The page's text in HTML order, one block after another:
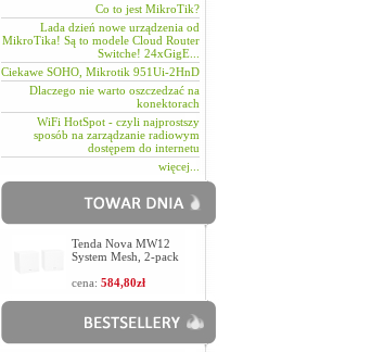
Co to jest MikroTik?
Lada dzień nowe urządzenia od
MikroTika! Są to modele Cloud Router
Switche! 24xGigE...
Ciekawe SOHO, Mikrotik 951Ui-2HnD
Dlaczego nie warto oszczedzać na
konektorach
WiFi HotSpot - czyli najprostszy
sposób na zarządzanie radiowym
dostępem do internetu
więcej...
Tenda Nova MW12
System Mesh, 2-pack
cena: 584,80zł